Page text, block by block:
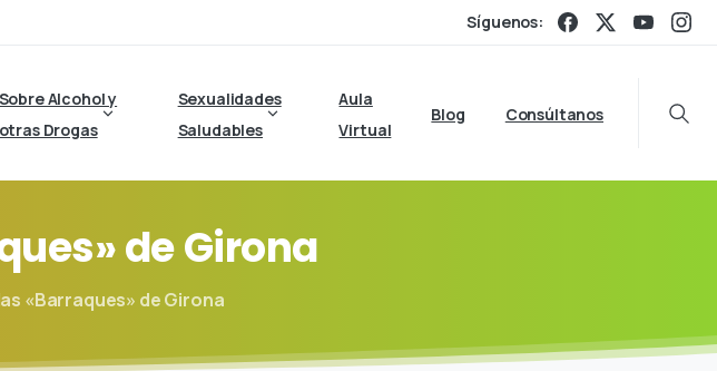
Síguenos:
Sobre Alcohol y
otras Drogas
Sexualidades
Saludables
Aula
Virtual
Blog Consúltanos
deGirona
las «Barraques» de Girona